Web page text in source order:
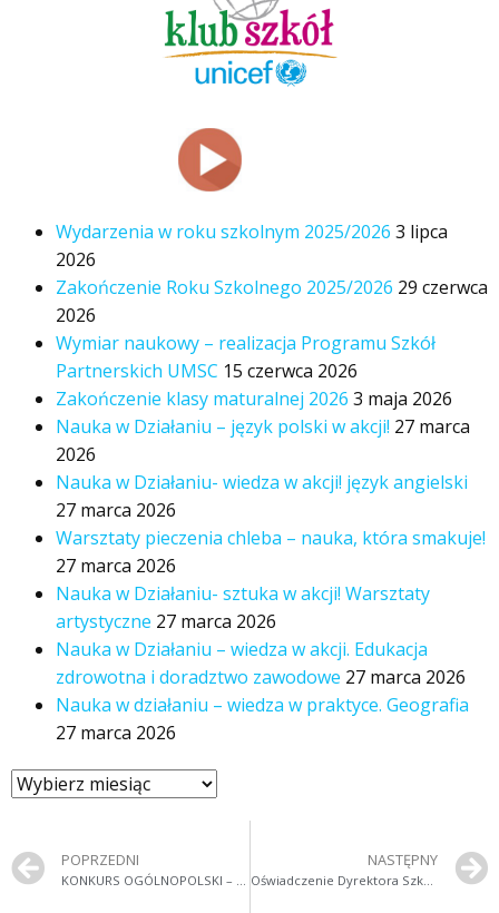
Wydarzenia w roku szkolnym 2025/2026 3 lipca
2026
Zakończenie Roku Szkolnego 2025/2026 29 czerwca
2026
Wymiar naukowy – realizacja Programu Szkół
Partnerskich UMSC 15 czerwca 2026
Zakończenie klasy maturalnej 2026 3 maja 2026
Nauka w Działaniu – język polski w akcji! 27 marca
2026
Nauka w Działaniu- wiedza w akcji! język angielski
27 marca 2026
Warsztaty pieczenia chleba – nauka, która smakuje!
27 marca 2026
Nauka w Działaniu- sztuka w akcji! Warsztaty
artystyczne 27 marca 2026
Nauka w Działaniu – wiedza w akcji. Edukacja
zdrowotna i doradztwo zawodowe 27 marca 2026
Nauka w działaniu – wiedza w praktyce. Geografia
27 marca 2026
POPRZEDNI
KONKURS OGÓLNOPOLSKI – SZKOŁA WOLNA OD UŻYWEK
NASTĘPNY
Oświadczenie Dyrektora Szkoły